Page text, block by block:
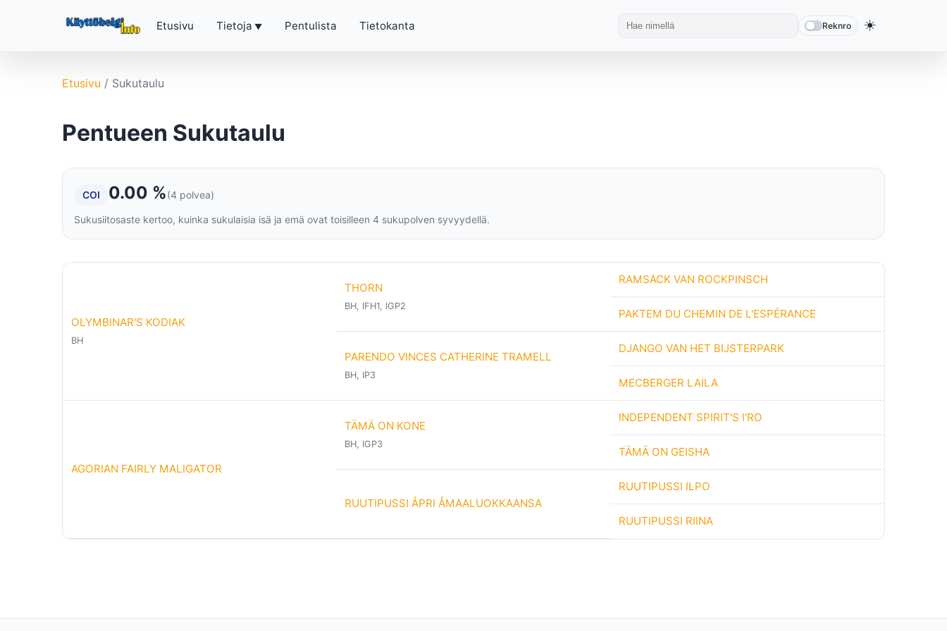
Etusivu Tietoja Pentulista Tietokanta Reknro ☀️
Etusivu / Sukutaulu
Pentueen Sukutaulu
COI 0.00 %(4 polvea)
Sukusiitosaste kertoo, kuinka sukulaisia isä ja emä ovat toisilleen 4 sukupolven syvyydellä.
OLYMBINAR'S KODIAK
BH
THORN
BH, IFH1, IGP2
RAMSACK VAN ROCKPINSCH
PAKTEM DU CHEMIN DE L'ESPÉRANCE
PARENDO VINCES CATHERINE TRAMELL
BH, IP3
DJANGO VAN HET BIJSTERPARK
MECBERGER LAILA
AGORIAN FAIRLY MALIGATOR
TÄMÄ ON KONE
BH, IGP3
INDEPENDENT SPIRIT'S I'RO
TÄMÄ ON GEISHA
RUUTIPUSSI ÅPRI ÅMAALUOKKAANSA
RUUTIPUSSI ILPO
RUUTIPUSSI RIINA